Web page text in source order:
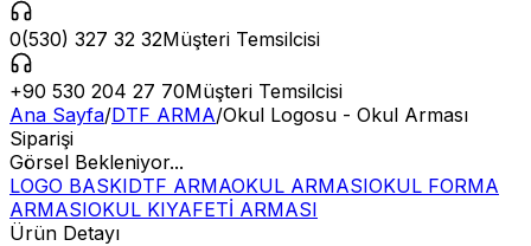
0(530) 327 32 32Müşteri Temsilcisi
+90 530 204 27 70Müşteri Temsilcisi
Ana Sayfa/DTF ARMA/Okul Logosu - Okul Arması
Siparişi
Görsel Bekleniyor...
LOGO BASKIDTF ARMAOKUL ARMASIOKUL FORMA
ARMASIOKUL KIYAFETİ ARMASI
Ürün Detayı